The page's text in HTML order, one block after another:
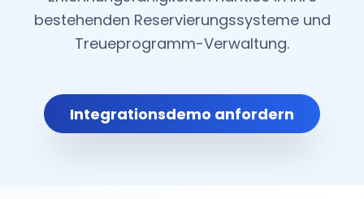
bestehenden Reservierungssysteme und
Treueprogramm-Verwaltung.
Integrationsdemo anfordern